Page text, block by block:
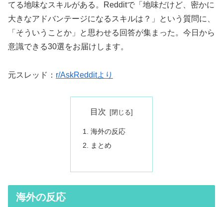
てる地味なスキルがある。Redditで「地味だけど、密かに
大きなアドバンテージになるスキルは？」という質問に、
「そういうことか」と思わせる回答が集まった。今日から
意識できる30選をお届けします。
元スレッド： r/AskRedditより
目次
海外の反応
まとめ
海外の反応